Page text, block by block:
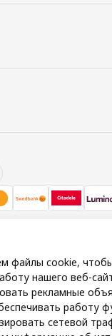
cookies
1999-2026
и
файлы cookie,
нашего веб-
рекламные
работу
сетевой